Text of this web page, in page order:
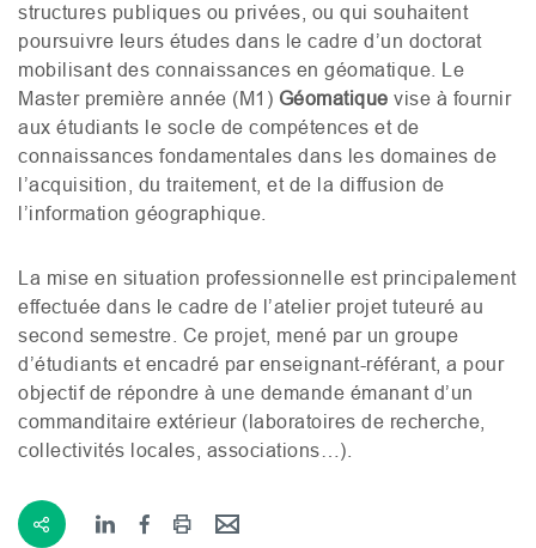
structures publiques ou privées, ou qui souhaitent
poursuivre leurs études dans le cadre d’un doctorat
mobilisant des connaissances en géomatique. Le
Master première année (M1 ) Géomatique vise à fournir
aux étudiants le socle de compétences et de
connaissances fondamentales dans les domaines de
l’acquisition, du traitement, et de la diffusion de
l’information géographique.
La mise en situation professionnelle est principalement
effectuée dans le cadre de l’atelier projet tuteuré au
second semestre. Ce projet, mené par un groupe
d’étudiants et encadré par enseignant-référant, a pour
objectif de répondre à une demande émanant d’un
commanditaire extérieur (laboratoires de recherche,
collectivités locales, associations…).